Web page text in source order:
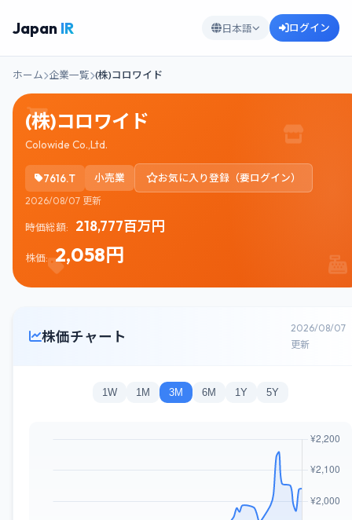
Japan IR 日本語 ログイン
ホーム 企業一覧 (株)コロワイド
(株)コロワイド
Colowide Co.,Ltd.
7616.T 小売業 お気に入り登録（要ログイン）
2026/08/07 更新
時価総額: 218,777百万円
株価: 2,058円
株価チャート
2026/08/07
更新
1W 1M 3M 6M 1Y 5Y